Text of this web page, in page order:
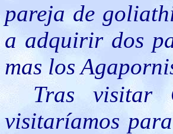
pareja de
a adquirir dos
mas los
Tras visitar
visitaríamos